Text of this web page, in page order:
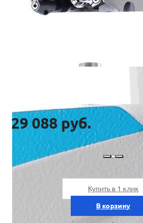
29 088 руб.
Купить в 1 клик
В корзину